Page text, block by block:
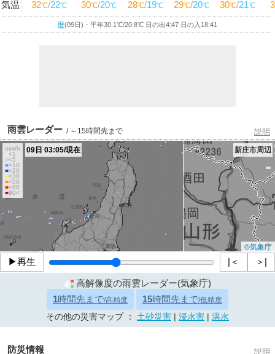
気温 32℃/22℃ 30℃/20℃ 28℃/19℃ 29℃/20℃ 30℃/21℃
暦(09日)・平年30.1℃/20.8℃ 日の出4:47 日の入18:41
雨雲レーダー / ～15時間先まで 説明
©気象庁
mm/h
■<1
■<5
■<10
■<20
■<30
■<50
■<80
■80<
09日 03:05/現在 新庄市周辺
▶再生 |＜ ＞|
高解像度の雨雲レーダー(気象庁)
1時間先まで/高精度 15時間先まで/低精度
その他の災害マップ ： 土砂災害 浸水害 洪水
防災情報 説明